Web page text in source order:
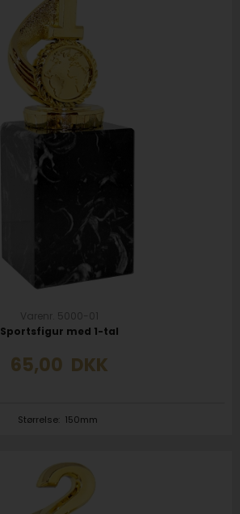
Varenr. 5000-01
Sportsfigur med 1-tal
65,00 DKK
Størrelse: 150mm